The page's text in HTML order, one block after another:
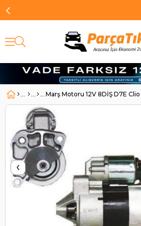
Marş Motoru 12V 8DİŞ D7E
‹